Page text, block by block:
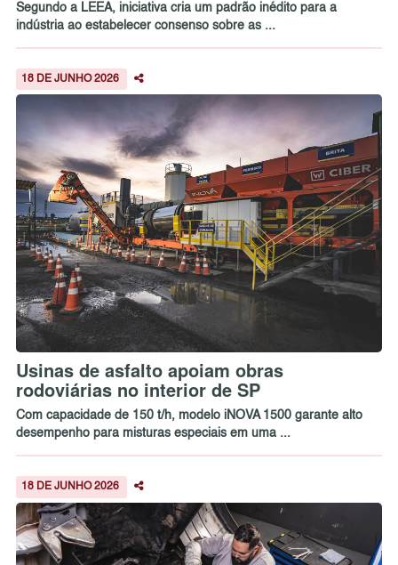
Segundo a LEEA, iniciativa cria um padrão inédito para a
indústria ao estabelecer consenso sobre as ...
18 DE JUNHO 2026
Usinas de asfalto apoiam obras
rodoviárias no interior de SP
Com capacidade de 150 t/h, modelo iNOVA 1500 garante alto
desempenho para misturas especiais em uma ...
18 DE JUNHO 2026